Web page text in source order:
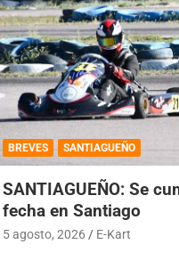
BREVES SANTIAGUEÑO
SANTIAGUEÑO: Se
fecha en Santiago
5 agosto, 2026 E-Kart